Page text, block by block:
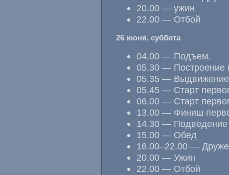
20.00 — ужин
22.00 — Отбой
26 июня, суббота
04.00 — Подъем.
05.30 — Построение
05.35 —
05.45 — Старт
06.00 — Старт
13.00 — Финиш
14.30 — Подведение
15.00 — Обед
16.00–22.00 —
20.00 — Ужин
22.00 — Отбой